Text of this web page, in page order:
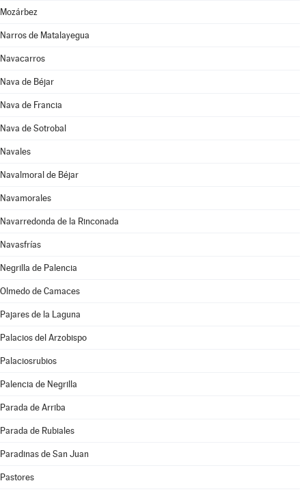
Mozárbez
Narros de Matalayegua
Navacarros
Nava de Béjar
Nava de Francia
Nava de Sotrobal
Navales
Navalmoral de Béjar
Navamorales
Navarredonda de la Rinconada
Navasfrías
Negrilla de Palencia
Olmedo de Camaces
Pajares de la Laguna
Palacios del Arzobispo
Palaciosrubios
Palencia de Negrilla
Parada de Arriba
Parada de Rubiales
Paradinas de San Juan
Pastores